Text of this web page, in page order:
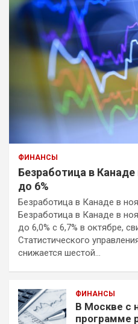
ФИНАНСЫ
Безработица в
до 6%
Безработица в Канаде в
Безработица в Канаде в
до 6,0% с 6,7% в октябре,
Статистического
снижается шестой…
ФИНАНСЫ
В Москве с
программе